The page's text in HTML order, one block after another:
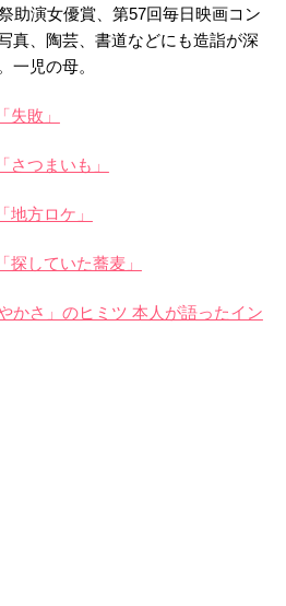
助演女優賞、第57回毎日映画コン
真、陶芸、書道などにも造詣が深
一児の母。
敗」
つまいも」
方ロケ」
していた蕎麦」
かさ」のヒミツ 本人が語ったイン